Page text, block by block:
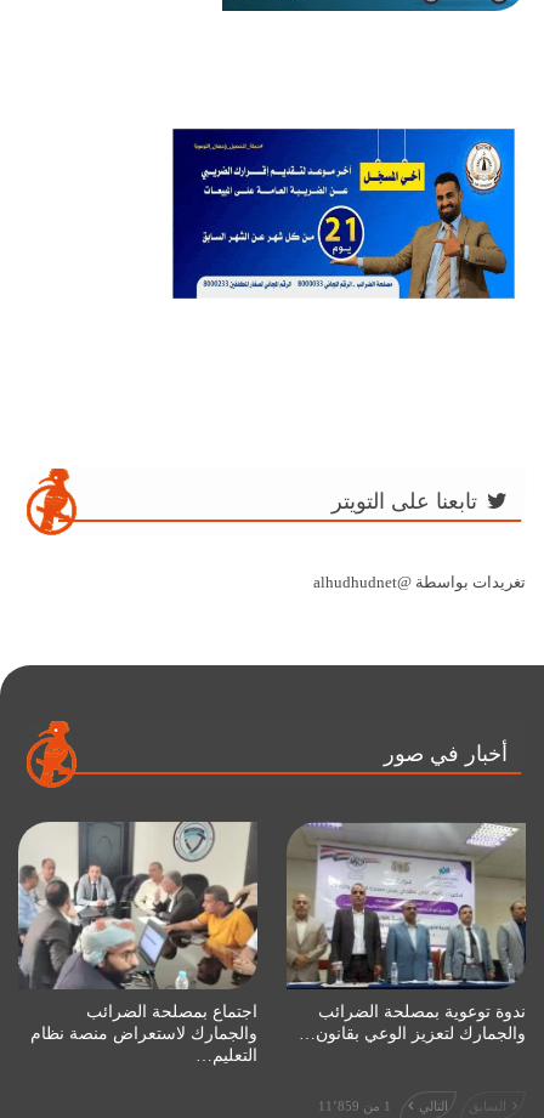
تابعنا على التويتر
تغريدات بواسطة @alhudhudnet
أخبار في صور
ندوة توعوية بمصلحة الضرائب
والجمارك لتعزيز الوعي بقانون…
اجتماع بمصلحة الضرائب
والجمارك لاستعراض منصة نظام
التعليم…
السابق التالي 1 من 11٬859